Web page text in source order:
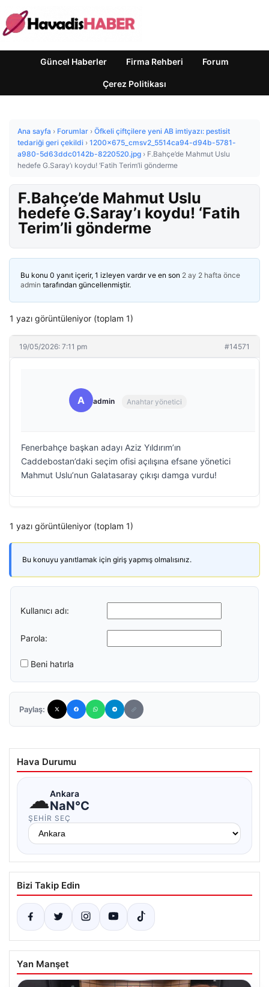
Güncel Haberler Firma Rehberi Forum
Çerez Politikası
Ana sayfa › Forumlar › Öfkeli çiftçilere yeni AB imtiyazı: pestisit
tedariği geri çekildi › 1200x675_cmsv2_5514ca94-d94b-5781-
a980-5d63ddc0142b-8220520.jpg › F.Bahçe’de Mahmut Uslu
hedefe G.Saray’ı koydu! ‘Fatih Terim’li gönderme
F.Bahçe’de Mahmut Uslu
hedefe G.Saray’ı koydu! ‘Fatih
Terim’li gönderme
Bu konu 0 yanıt içerir, 1 izleyen vardır ve en son 2 ay 2 hafta önce
admin tarafından güncellenmiştir.
1 yazı görüntüleniyor (toplam 1)
19/05/2026: 7:11 pm #14571
A admin Anahtar yönetici
Fenerbahçe başkan adayı Aziz Yıldırım’ın
Caddebostan’daki seçim ofisi açılışına efsane yönetici
Mahmut Uslu’nun Galatasaray çıkışı damga vurdu!
1 yazı görüntüleniyor (toplam 1)
Bu konuyu yanıtlamak için giriş yapmış olmalısınız.
Kullanıcı adı:
Parola:
Beni hatırla
Paylaş:
Hava Durumu
☁Ankara
NaN°C
ŞEHIR SEÇ
Bizi Takip Edin
Yan Manşet